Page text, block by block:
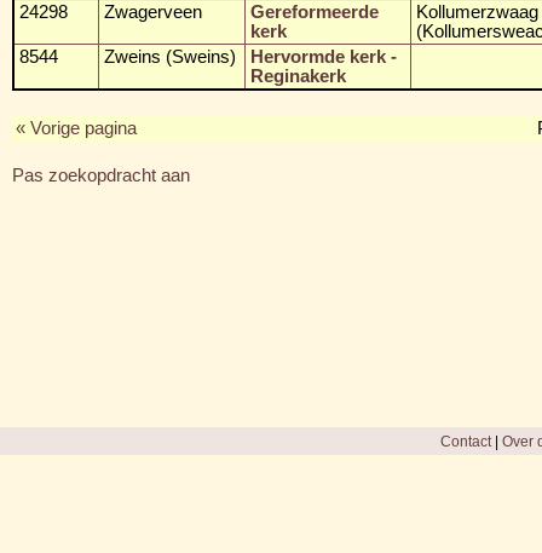
24298
Zwagerveen
Gereformeerde
kerk
Kollumerzwaag
8544
Zweins (Sweins)
Hervormde kerk -
Reginakerk
« Vorige pagina
Pas zoekopdracht aan
Contact| Over